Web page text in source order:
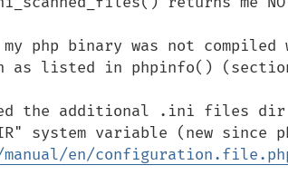
php binary was not
as listed in phpinfo() (section
the additional .ini files dir
en/